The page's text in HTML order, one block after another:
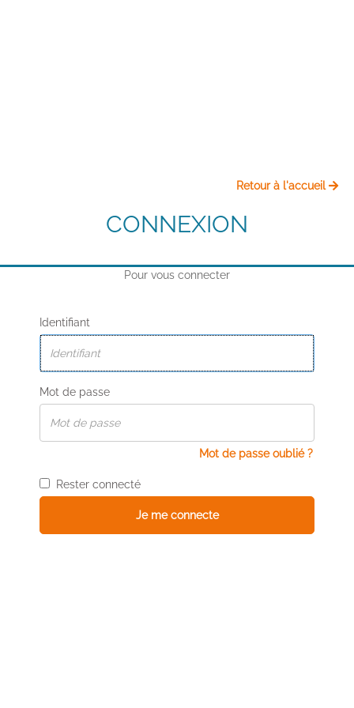
Retour à l'accueil
CONNEXION
Pour vous connecter
Identifiant
Mot de passe
Mot de passe oublié ?
Rester connecté
Je me connecte